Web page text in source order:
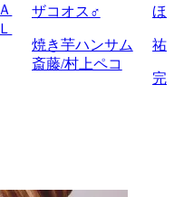
ザコオス♂
焼き芋ハンサム
斎藤/村上ペコ
ほ
祐
完